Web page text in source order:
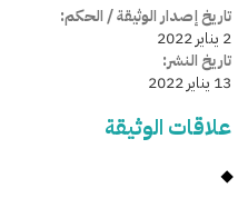
تاريخ إصدار الوثيقة / الحكم:
2 يناير 2022
تاريخ النشر:
13 يناير 2022
علاقات الوثيقة